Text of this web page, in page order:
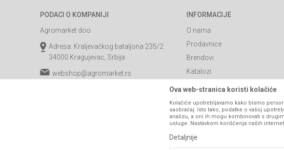
PODACI O KOMPANIJI
Agromarket doo
Adresa: Kraljevačkog bataljona 235/2
34000 Kragujevac, Srbija
webshop@agromarket.rs
INFORMACIJE
O nama
Prodavnice
Brendovi
Katalozi
Saradnja
Blog
Najčešća pitanja
Kontakt
B2B Portal
Ova web-stranica koristi kolačiće
Kolačiće upotrebljavamo kako bismo
saobraćaj. Isto tako, podatke o vašoj
analizu, a oni ih mogu kombinovati s
usluge. Nastavkom korišćenja naših
Detaljnije